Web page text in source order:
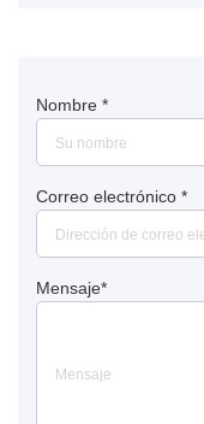
Nombre *
Correo electrónico *
Mensaje*